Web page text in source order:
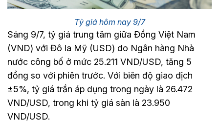
Tỷ giá hôm nay 9/7
Sáng 9/7, tỷ giá trung tâm giữa Đồng Việt Nam
(VND) với Đô la Mỹ (USD) do Ngân hàng Nhà
nước công bố ở mức 25.211 VND/USD, tăng 5
đồng so với phiên trước. Với biên độ giao dịch
±5%, tỷ giá trần áp dụng trong ngày là 26.472
VND/USD, trong khi tỷ giá sàn là 23.950
VND/USD.